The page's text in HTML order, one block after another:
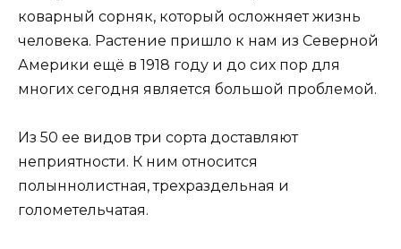
коварный сорняк, который осложняет жизнь
человека. Растение пришло к нам из Северной
Америки ещё в 1918 году и до сих пор для
многих сегодня является большой проблемой.
Из 50 ее видов три сорта доставляют
неприятности. К ним относится
полыннолистная, трехраздельная и
голометельчатая.